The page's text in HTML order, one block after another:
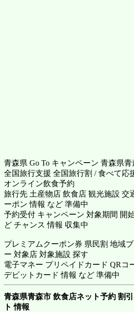
青森県 Go To キャンペーン 青森県
全国旅行支援 全国旅行割 / 食べて応
オンライン飲食予約
旅行先 土産物店 飲食店 観光施設 交
ーポン 情報 など 準備中
予約受付 キャンペーン 対象期間 開
ど チャンス 情報 収集中
プレミアムクーポン券 県民割 地域
ー 対象店 対象施設 探す
電子マネー プリペイドカード QRコ
デビットカード 情報 など 準備中
青森県青森市 飲食店ネット予約 割
ト 情報